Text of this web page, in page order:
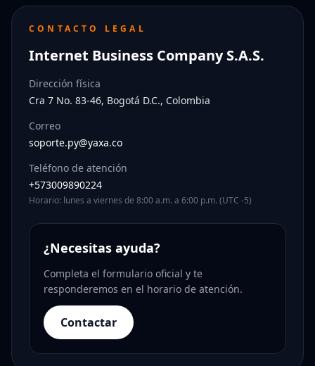
CONTACTO LEGAL
Internet Business Company S.A.S.
Dirección física
Cra 7 No. 83-46, Bogotá D.C., Colombia
Correo
soporte.py@yaxa.co
Teléfono de atención
+573009890224
Horario: lunes a viernes de 8:00 a.m. a 6:00 p.m. (UTC -5)
¿Necesitas ayuda?
Completa el formulario oficial y te
responderemos en el horario de atención.
Contactar